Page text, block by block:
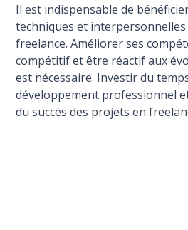
Il est indispensable de
techniques et
freelance. Améliorer ses
compétitif et être réactif aux
est nécessaire. Investir du
développement professionnel
du succès des projets en